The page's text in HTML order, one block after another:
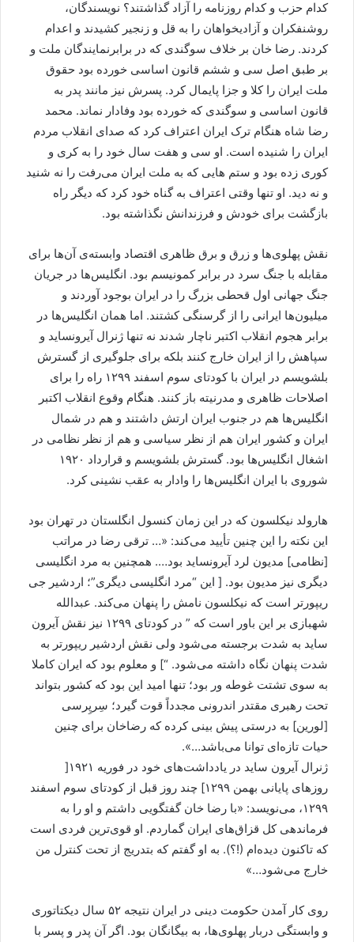
کدام حزب و کدام روزنامه را آزاد گذاشتند؟ نویسندگان،
روشنفکران و آزادیخواهان را به قل و زنجیر کشیدند و اعدام
کردند. رضا خان بر خلاف سوگندی که در برابرنمایندگان ملت و
بر طبق اصل سی و ششم قانون اساسی خورده بود حقوق
ملت ایران را کلا و جزا پایمال کرد. پسرش نیز مانند پدر به
قانون اساسی و سوگندی که خورده بود وفادار نماند. محمد
رضا شاه هنگام ترک ایران اعتراف کرد که صدای انقلاب مردم
ایران را شنیده است. او سی و هفت سال خود را به کری و
کوری زده بود و ستم هایی که به ملت ایران می‌رفت را نه شنید
و نه دید. او تنها وقتی اعتراف به گناه خود کرد که دیگر راه
بازگشت برای خودش و فرزندانش نگذاشته بود.
نقش پهلوی‌ها و زرق و برق ظاهری اقتصاد وابسته‌ی آن‌ها برای
مقابله با جنگ سرد در برابر کمونیسم بود. انگلیس‌ها در جریان
جنگ جهانی اول قحطی بزرگ را در ایران بوجود آوردند و
میلیون‌ها ایرانی را از گرسنگی کشتند. اما همان انگلیس‌ها در
برابر هجوم انقلاب اکتبر ناچار شدند نه تنها ژنرال آیرونساید و
سپاهش را از ایران خارج کنند بلکه برای جلوگیری از گسترش
بلشویسم در ایران با کودتای سوم اسفند ۱۲۹۹ راه را برای
اصلاحات ظاهری و مدرنیته باز کنند. هنگام وقوع انقلاب اکتبر
انگلیس‌ها هم در جنوب ایران ارتش داشتند و هم در شمال
ایران و کشور ایران هم از نظر سیاسی و هم از نظر نظامی در
اشغال انگلیس‌ها بود. گسترش بلشویسم و قرارداد ۱۹۲۰
شوروی با ایران انگلیس‌ها را وادار به عقب نشینی کرد.
هارولد نیکلسون که در این زمان کنسول انگلستان در تهران بود
این نکته را این چنین تأیید می‌کند: «… ترقی رضا در مراتب
[نظامی] مدیون لرد آیرونساید بود…. همچنین به مرد انگلیسی
دیگری نیز مدیون بود. [ این “مرد انگلیسی دیگری”؛ اردشیر جی
ریپورتر است که نیکلسون نامش را پنهان می‌کند. عبدالله
شهبازی بر این باور است که ” در کودتای ۱۲۹۹ نیز نقش آیرون
ساید به شدت برجسته می‌شود ولی نقش اردشیر ریپورتر به
شدت پنهان نگاه داشته می‌شود. “] و معلوم بود که ایران کاملا
به سوی تشتت غوطه ور بود؛ تنها امید این بود که کشور بتواند
تحت رهبری مقتدر اندرونی مجدداً قوت گیرد؛ سِرپِرسی
[لورین] به درستی پیش بینی کرده که رضاخان برای چنین
حیات تازه‌ای توانا می‌باشد…».
ژنرال آیرون ساید در یادداشت‌های خود در فوریه ۱۹۲۱[
روزهای پایانی بهمن ۱۲۹۹] چند روز قبل از کودتای سوم اسفند
۱۲۹۹، می‌نویسد: «با رضا خان گفتگویی داشتم و او را به
فرماندهی کل قزاق‌های ایران گماردم. او قوی‌ترین فردی است
که تاکنون دیده‌ام (!؟). به او گفتم که بتدریج از تحت کنترل من
خارج می‌شود…»
روی کار آمدن حکومت دینی در ایران نتیجه ۵۲ سال دیکتاتوری
و وابستگی دربار پهلوی‌ها، به بیگانگان بود. اگر آن پدر و پسر با